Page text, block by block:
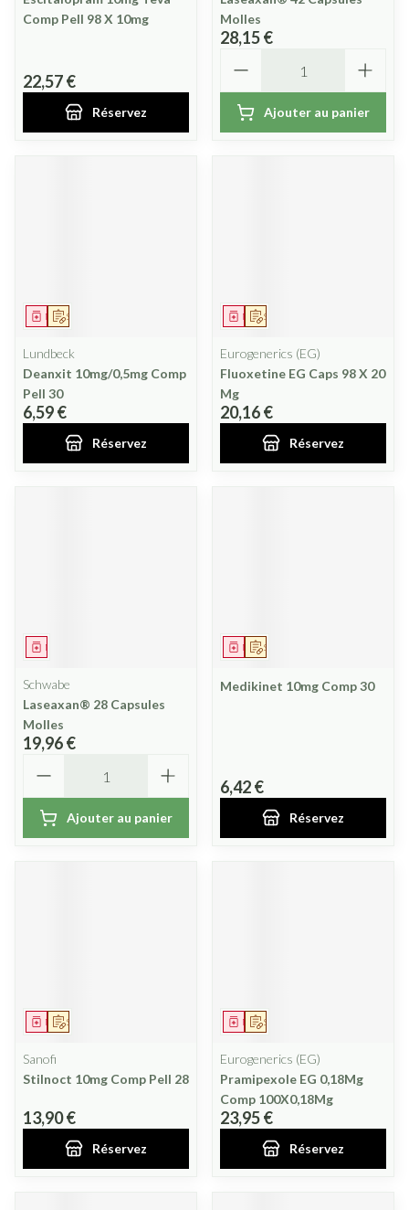
Comp Pell 98 X 10mg
22,57 €
Réservez
Molles
28,15 €
Ajouter au panier
Sur prescription
Médicament
Lundbeck
Deanxit 10mg/0,5mg Comp
Pell 30
6,59 €
Réservez
Sur prescription
Médicament
Eurogenerics (EG)
Fluoxetine EG Caps 98 X 20
Mg
20,16 €
Réservez
Médicament
Schwabe
Laseaxan® 28 Capsules
Molles
19,96 €
Ajouter au panier
Sur prescription
Médicament
Medikinet 10mg Comp 30
6,42 €
Réservez
Sur prescription
Médicament
Sanofi
Stilnoct 10mg Comp Pell 28
13,90 €
Réservez
Sur prescription
Médicament
Eurogenerics (EG)
Pramipexole EG 0,18Mg
Comp 100X0,18Mg
23,95 €
Réservez